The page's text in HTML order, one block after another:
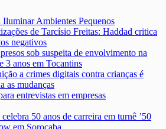
Iluminar Ambientes Pequenos
de Tarcísio Freitas: Haddad critica
negativos
sob suspeita de envolvimento na
3 anos em Tocantins
a crimes digitais contra crianças é
as mudanças
entrevistas em empresas
50 anos de carreira em turnê ’50